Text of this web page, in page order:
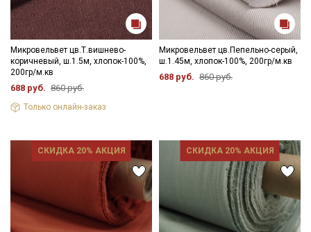
Микровельвет цв.Т.вишнево-
коричневый, ш.1.5м, хлопок-100%,
200гр/м.кв
688 руб. 860 руб.
Только онлайн-заказ
Микровельвет цв.Пепельно-серый,
ш.1.45м, хлопок-100%, 200гр/м.кв
688 руб. 860 руб.
СКИДКА 20% АКЦИЯ СКИДКА 20% АКЦИЯ